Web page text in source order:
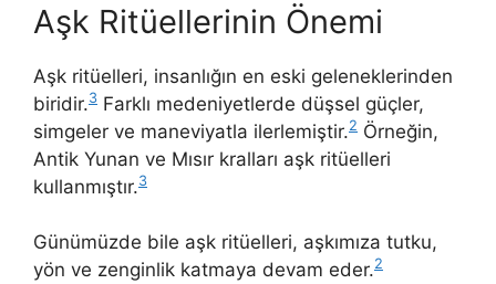
Aşk Ritüellerinin Önemi
Aşk ritüelleri, insanlığın en eski geleneklerinden
biridir.3 Farklı medeniyetlerde düşsel güçler,
simgeler ve maneviyatla ilerlemiştir.2 Örneğin,
Antik Yunan ve Mısır kralları aşk ritüelleri
kullanmıştır.3
Günümüzde bile aşk ritüelleri, aşkımıza tutku,
yön ve zenginlik katmaya devam eder.2